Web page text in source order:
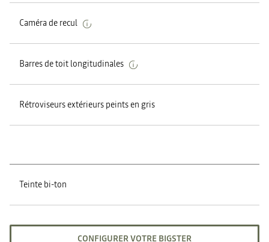
Caméra de recul
Barres de toit longitudinales
Rétroviseurs extérieurs peints en gris
Teinte bi-ton
CONFIGURER VOTRE BIGSTER